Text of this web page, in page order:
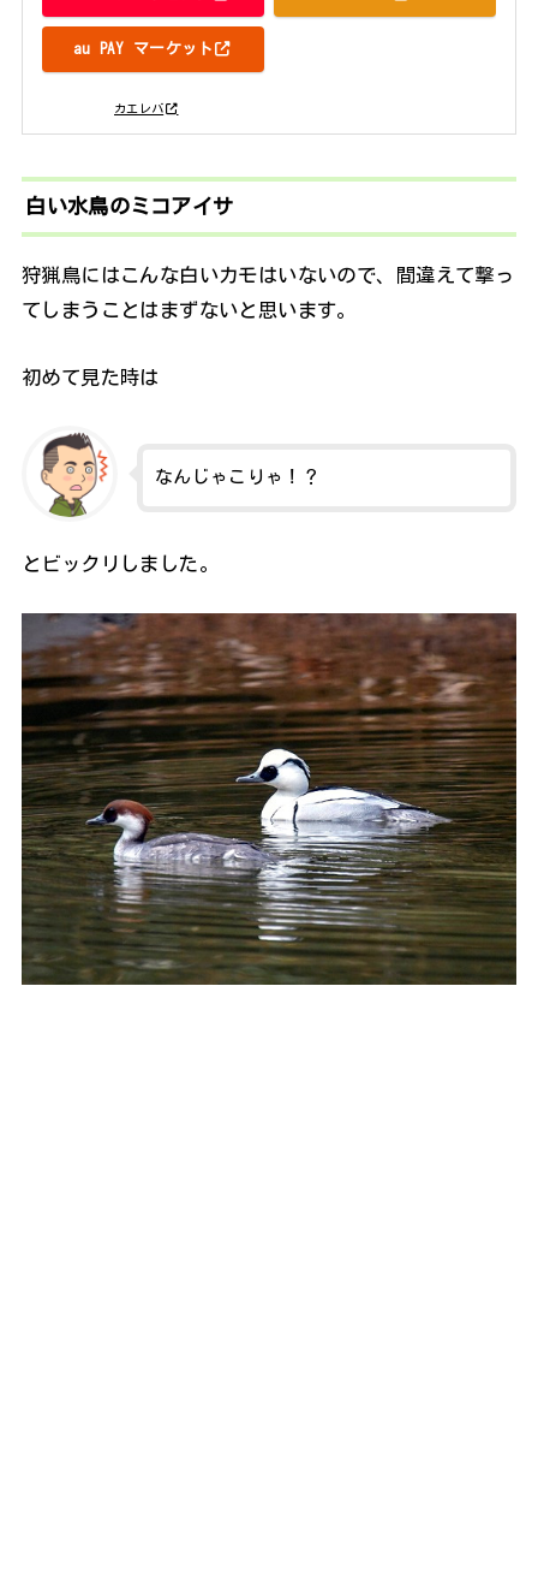
カエレバ
au PAY マーケット
白い水鳥のミコアイサ
狩猟鳥にはこんな白いカモはいないので、間違えて撃っ
てしまうことはまずないと思います。
初めて見た時は
なんじゃこりゃ！？
とビックリしました。